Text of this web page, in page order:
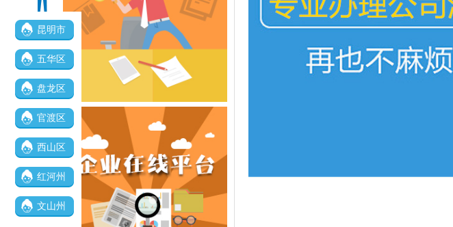
昆明市
五华区
盘龙区
官渡区
西山区
红河州
文山州